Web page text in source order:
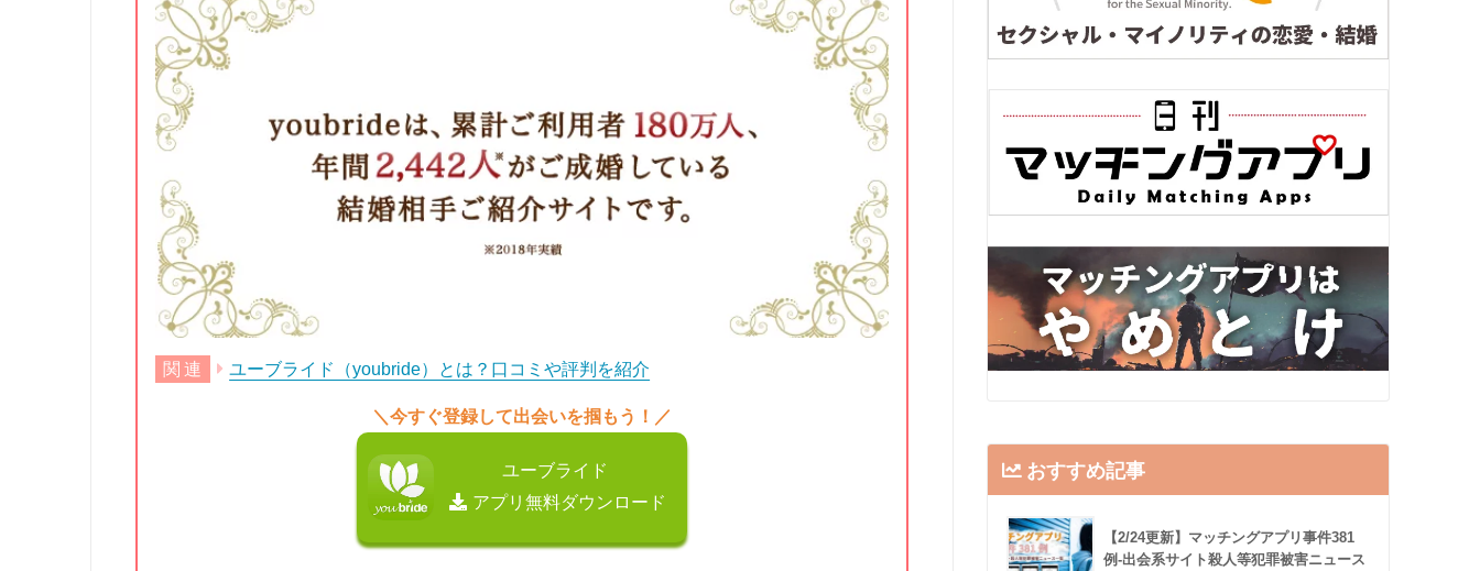
ユーブライド（youbride）とは？口コミや評判を紹介
＼今すぐ登録して出会いを掴もう！／
ユーブライド
アプリ無料ダウンロード
おすすめ記事
【2/24更新】マッチングアプリ事件381
例-出会系サイト殺人等犯罪被害ニュース